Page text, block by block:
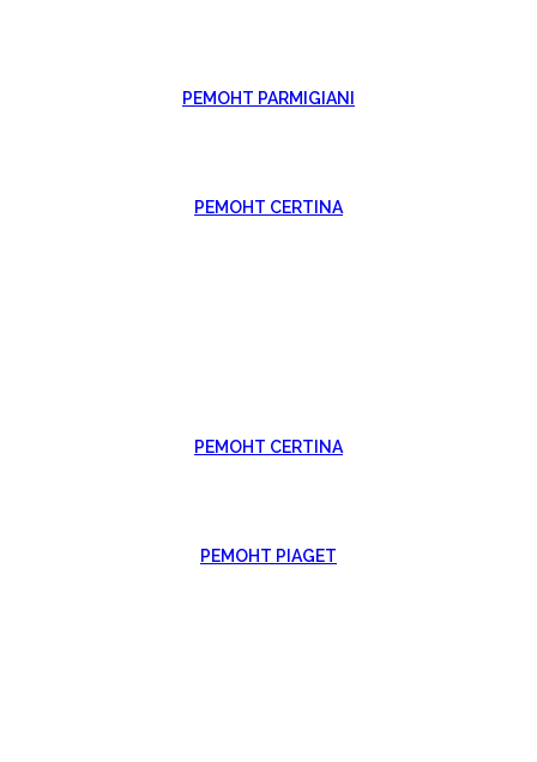
РЕМОНТ PARMIGIANI
РЕМОНТ CERTINA
РЕМОНТ CERTINA
РЕМОНТ PIAGET